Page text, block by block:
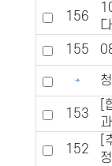
156
155
153
[
152
[
정